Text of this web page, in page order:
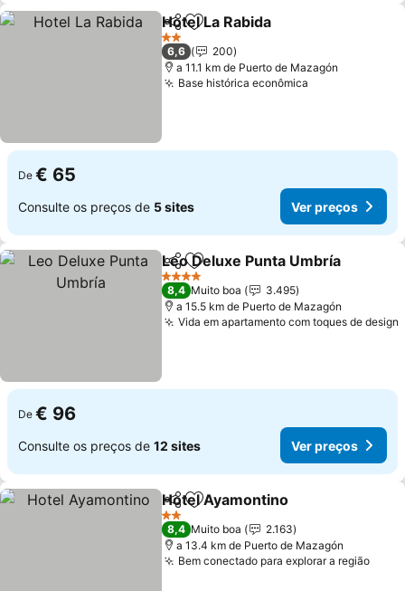
PartilharAdicionar aos favoritos
Hotel La Rabida
2 Estrelas
6,6
200
a 11.1 km de Puerto de Mazagón
Base histórica econômica
De € 65
Consulte os preços de 5 sites Ver preços
PartilharAdicionar aos favoritos
Leo Deluxe Punta Umbría
4 Estrelas
8,4 Muito boa
3.495
a 15.5 km de Puerto de Mazagón
Vida em apartamento com toques de design
De € 96
Consulte os preços de 12 sites Ver preços
PartilharAdicionar aos favoritos
Hotel Ayamontino
2 Estrelas
8,4 Muito boa
2.163
a 13.4 km de Puerto de Mazagón
Bem conectado para explorar a região